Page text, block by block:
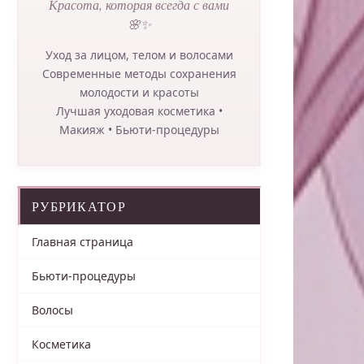
Красота, которая всегда с вами
🌸✨
Уход за лицом, телом и волосами
Современные методы сохранения
молодости и красоты
Лучшая уходовая косметика •
Макияж • Бьюти-процедуры
РУБРИКАТОР
Главная страница
Бьюти-процедуры
Волосы
Косметика